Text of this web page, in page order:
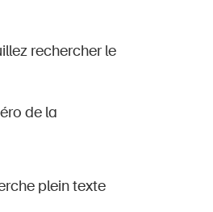
rechercher le
de la
plein texte